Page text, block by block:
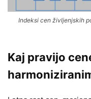
Indeksi cen življenjskih
Kaj pravijo